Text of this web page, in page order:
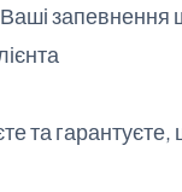
запевнення
та гарантуєте,